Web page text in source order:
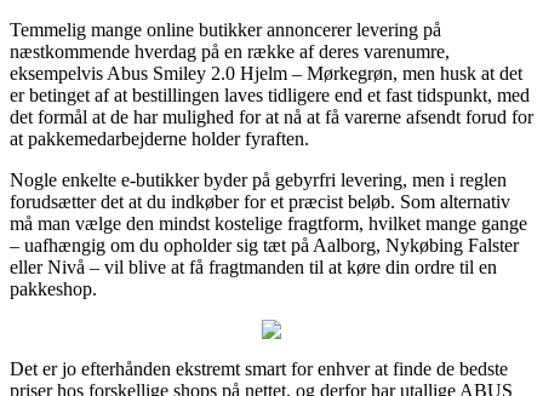
Temmelig mange online butikker annoncerer levering på
næstkommende hverdag på en række af deres varenumre,
eksempelvis Abus Smiley 2.0 Hjelm – Mørkegrøn, men husk at det
er betinget af at bestillingen laves tidligere end et fast tidspunkt, med
det formål at de har mulighed for at nå at få varerne afsendt forud for
at pakkemedarbejderne holder fyraften.
Nogle enkelte e-butikker byder på gebyrfri levering, men i reglen
forudsætter det at du indkøber for et præcist beløb. Som alternativ
må man vælge den mindst kostelige fragtform, hvilket mange gange
– uafhængig om du opholder sig tæt på Aalborg, Nykøbing Falster
eller Nivå – vil blive at få fragtmanden til at køre din ordre til en
pakkeshop.
Det er jo efterhånden ekstremt smart for enhver at finde de bedste
priser hos forskellige shops på nettet, og derfor har utallige ABUS